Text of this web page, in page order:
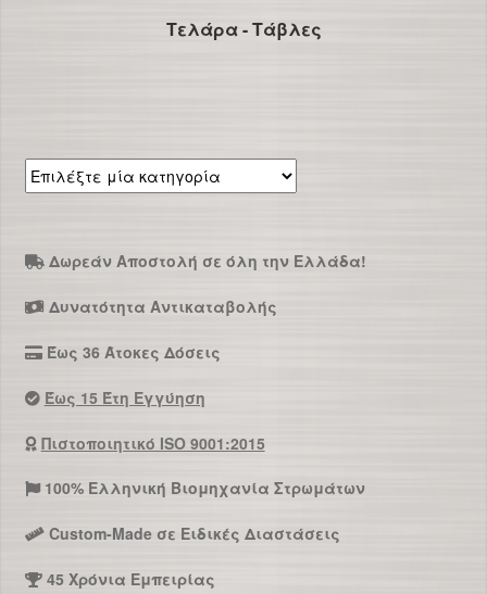
Τελάρα - Τάβλες
Επιλέξτε
μία
Δωρεάν Αποστολή σε όλη την Ελλάδα!
Δυνατότητα Αντικαταβολής
Έως 36 Άτοκες Δόσεις
Έως 15 Έτη Εγγύηση
Πιστοποιητικό ISO 9001:2015
100% Ελληνική Βιομηχανία Στρωμάτων
Custom-Made σε Ειδικές Διαστάσεις
45 Χρόνια Εμπειρίας